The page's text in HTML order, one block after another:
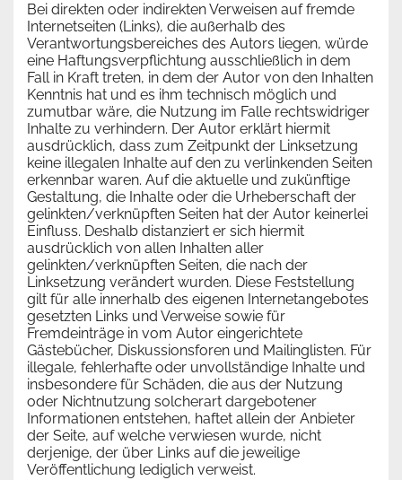
Bei direkten oder indirekten Verweisen auf fremde
Internetseiten (Links), die außerhalb des
Verantwortungsbereiches des Autors liegen, würde
eine Haftungsverpflichtung ausschließlich in dem
Fall in Kraft treten, in dem der Autor von den Inhalten
Kenntnis hat und es ihm technisch möglich und
zumutbar wäre, die Nutzung im Falle rechtswidriger
Inhalte zu verhindern. Der Autor erklärt hiermit
ausdrücklich, dass zum Zeitpunkt der Linksetzung
keine illegalen Inhalte auf den zu verlinkenden Seiten
erkennbar waren. Auf die aktuelle und zukünftige
Gestaltung, die Inhalte oder die Urheberschaft der
gelinkten/verknüpften Seiten hat der Autor keinerlei
Einfluss. Deshalb distanziert er sich hiermit
ausdrücklich von allen Inhalten aller
gelinkten/verknüpften Seiten, die nach der
Linksetzung verändert wurden. Diese Feststellung
gilt für alle innerhalb des eigenen Internetangebotes
gesetzten Links und Verweise sowie für
Fremdeinträge in vom Autor eingerichtete
Gästebücher, Diskussionsforen und Mailinglisten. Für
illegale, fehlerhafte oder unvollständige Inhalte und
insbesondere für Schäden, die aus der Nutzung
oder Nichtnutzung solcherart dargebotener
Informationen entstehen, haftet allein der Anbieter
der Seite, auf welche verwiesen wurde, nicht
derjenige, der über Links auf die jeweilige
Veröffentlichung lediglich verweist.